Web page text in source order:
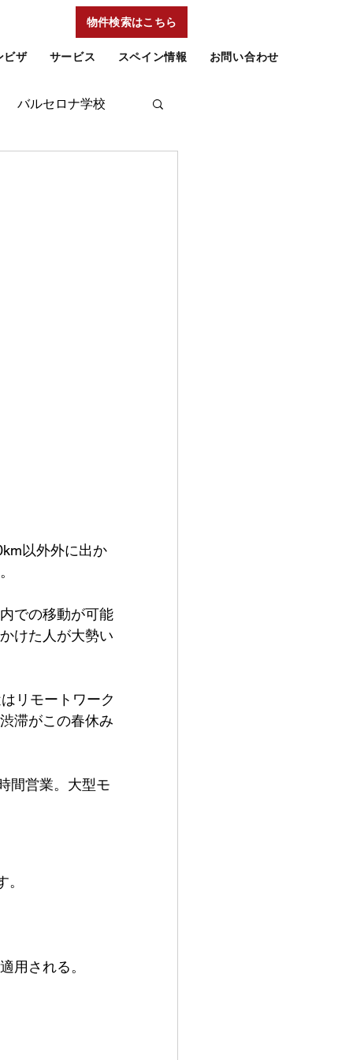
物件検索はこちら
ビザ サービス スペイン情報 お問い合わせ
バルセロナ学校
以外外に出か
での移動が可能
けた人が大勢い
リモートワーク
滞がこの春休み
間営業。大型モ
用される。